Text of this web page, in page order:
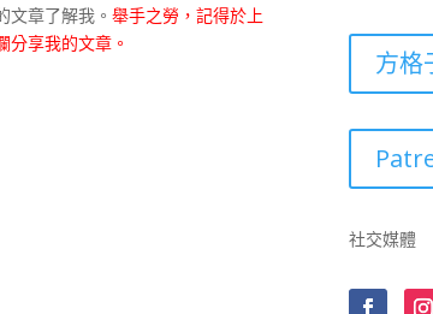
文章了解我。舉手之勞，記得於上
分享我的文章。
方格
社交媒體